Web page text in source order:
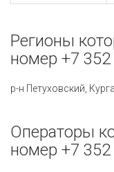
Регионы
номер +7 352
р-н Петуховский,
Операторы
номер +7 352